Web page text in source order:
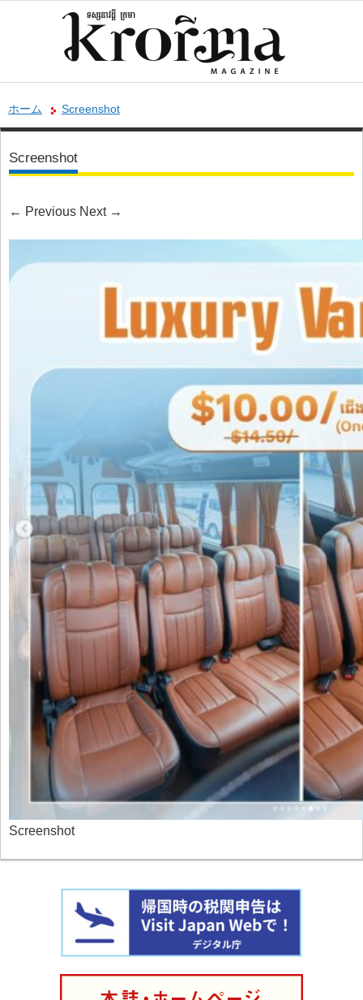
ホーム Screenshot
Screenshot
← Previous Next →
Screenshot